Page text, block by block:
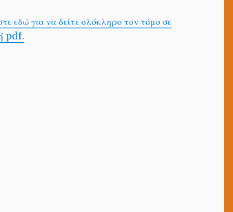
εδώ για να δείτε ολόκληρο τον τόμο σε
pdf.